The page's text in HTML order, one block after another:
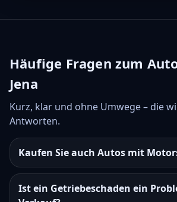
Häufige Fragen zum
Jena
Kurz, klar und ohne Umwege – die
Antworten.
Kaufen Sie auch Autos mit
Ist ein Getriebeschaden ein